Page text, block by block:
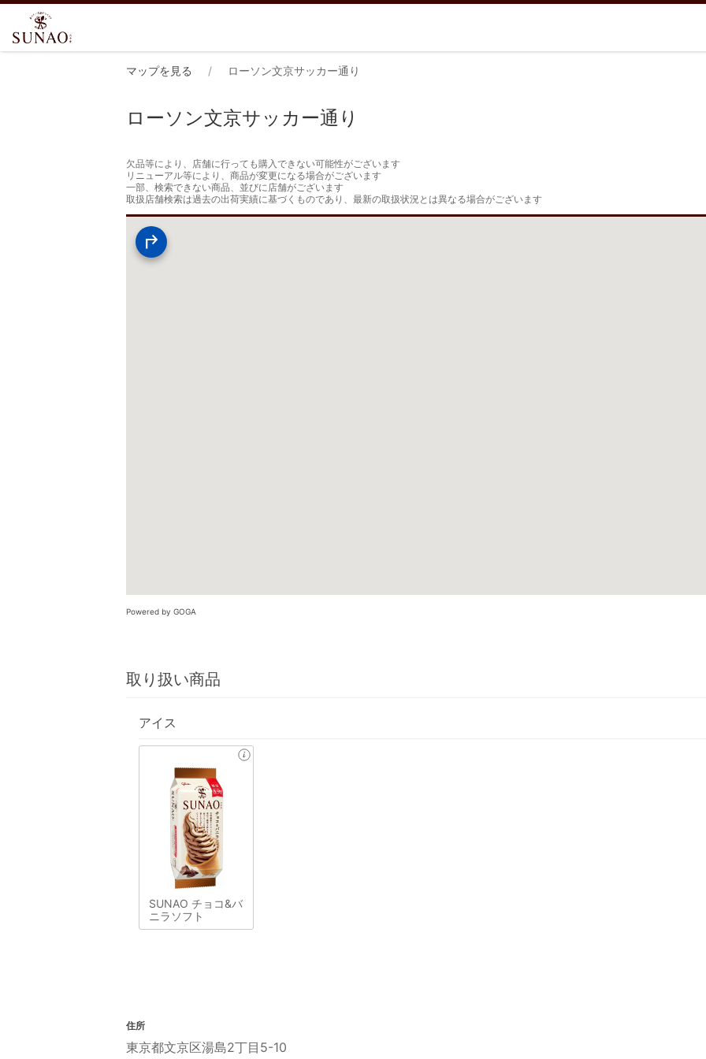
マップを見る ローソン文京サッカー通り
ローソン文京サッカー通り
欠品等により、店舗に行っても購入できない可能性がございます
リニューアル等により、商品が変更になる場合がございます
一部、検索できない商品、並びに店舗がございます
取扱店舗検索は過去の出荷実績に基づくものであり、最新の取扱状況とは異なる場合がございます
Powered by GOGA
取り扱い商品
アイス
SUNAO チョコ&バ
ニラソフト
住所
東京都文京区湯島2丁目5-10